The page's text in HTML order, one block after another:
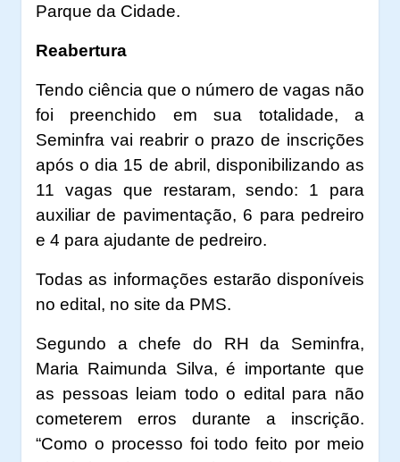
Parque da Cidade.
Reabertura
Tendo ciência que o número de vagas não
foi preenchido em sua totalidade, a
Seminfra vai reabrir o prazo de inscrições
após o dia 15 de abril, disponibilizando as
11 vagas que restaram, sendo: 1 para
auxiliar de pavimentação, 6 para pedreiro
e 4 para ajudante de pedreiro.
Todas as informações estarão disponíveis
no edital, no site da PMS.
Segundo a chefe do RH da Seminfra,
Maria Raimunda Silva, é importante que
as pessoas leiam todo o edital para não
cometerem erros durante a inscrição.
“Como o processo foi todo feito por meio